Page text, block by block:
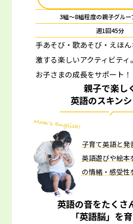
3組～8組程度の親子グルー
週1回45分
手あそび・歌あそび・えほ
激する楽しいアクティビティ。
お子さまの成長をサポート！
親子で楽し
英語のスキン
子育て英語と発
英語遊びや絵本
の情緒・感受性
英語の音をたくさ
「英語脳」を